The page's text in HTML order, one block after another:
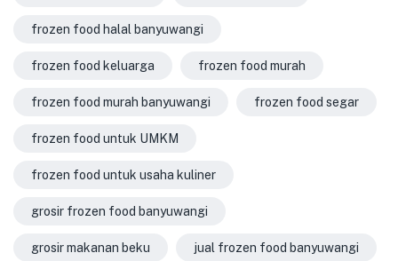
frozen food halal banyuwangi
frozen food keluarga frozen food murah
frozen food murah banyuwangi frozen food segar
frozen food untuk UMKM
frozen food untuk usaha kuliner
grosir frozen food banyuwangi
grosir makanan beku jual frozen food banyuwangi